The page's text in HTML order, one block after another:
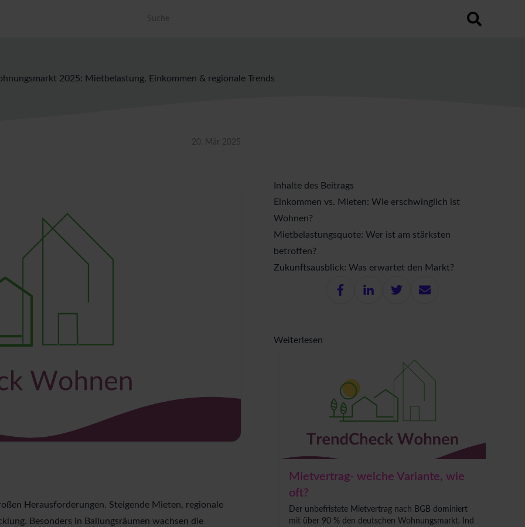
2025: Mietbelastung, Einkommen & regionale Trends
20. Mär 2025
Inhalte des Beitrags
Einkommen vs. Mieten: Wie erschwinglich ist
Wohnen?
Mietbelastungsquote: Wer ist am stärksten
betroffen?
Zukunftsausblick: Was erwartet den Markt?
Weiterlesen
Mietvertrag- welche Variante, wie
oft?
Der unbefristete Mietvertrag nach BGB dominiert
mit über 90 % den deutschen Wohnungsmarkt. Ind
Herausforderungen. Steigende Mieten, regionale
Besonders in Ballungsräumen wachsen die